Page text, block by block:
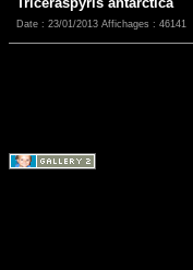
Date : 23/01/2013 Affichages : 46141